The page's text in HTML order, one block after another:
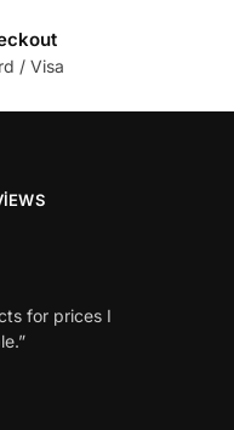
/ Visa
for prices I